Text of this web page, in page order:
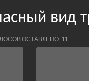
вид
ОСТАВЛЕНО: 11